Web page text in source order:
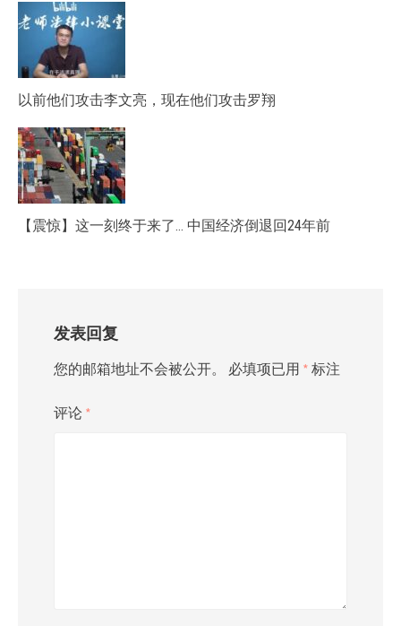
以前他们攻击李文亮，现在他们攻击罗翔
【震惊】这一刻终于来了… 中国经济倒退回24年前
发表回复
您的邮箱地址不会被公开。 必填项已用 * 标注
评论 *